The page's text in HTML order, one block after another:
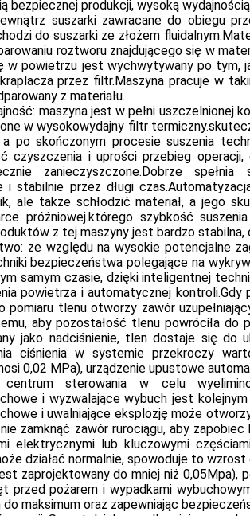
bezpiecznej produkcji, wysoką
suszarki zawracane do obiegu
do suszarki ze złożem
roztworu znajdującego się w
w powietrzu jest wychwytywany po tym,
przez filtr.Maszyna pracuje w
z materiału.
maszyna jest w pełni uszczelnionej
w wysokowydajny filtr
a po skończonym procesie suszenia
czyszczenia i uprości przebieg
zanieczyszczone.Dobrze spełnia
i stabilnie przez długi
ale także schłodzić materiał, a jego
próżniowej.którego szybkość
z tej maszyny jest bardzo
ze względu na wysokie potencjalne
bezpieczeństwa polegające na
samym czasie, dzięki inteligentnej
powietrza i automatycznej
pomiaru tlenu otworzy zawór
aby pozostałość tlenu powróciła do
jako nadciśnienie, tlen dostaje się do
ciśnienia w systemie przekroczy
0,02 MPa), urządzenie upustowe
sterowania w celu
i wyzwalające wybuch jest
i uwalniające eksplozję może
zamknąć zawór rurociągu, aby
elektrycznymi lub kluczowymi
działać normalnie, spowoduje to
zaprojektowany do mniej niż 0,05Mpa),
przed pożarem i wypadkami
maksimum oraz zapewniając